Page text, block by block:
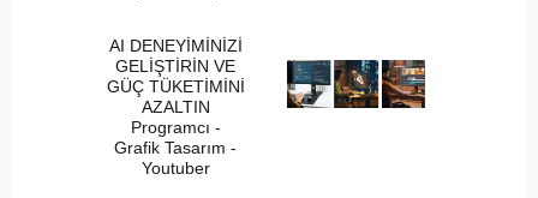
AI DENEYİMİNİZİ
GELİŞTİRİN VE
GÜÇ TÜKETİMİNİ
AZALTIN
Programcı -
Grafik Tasarım -
Youtuber